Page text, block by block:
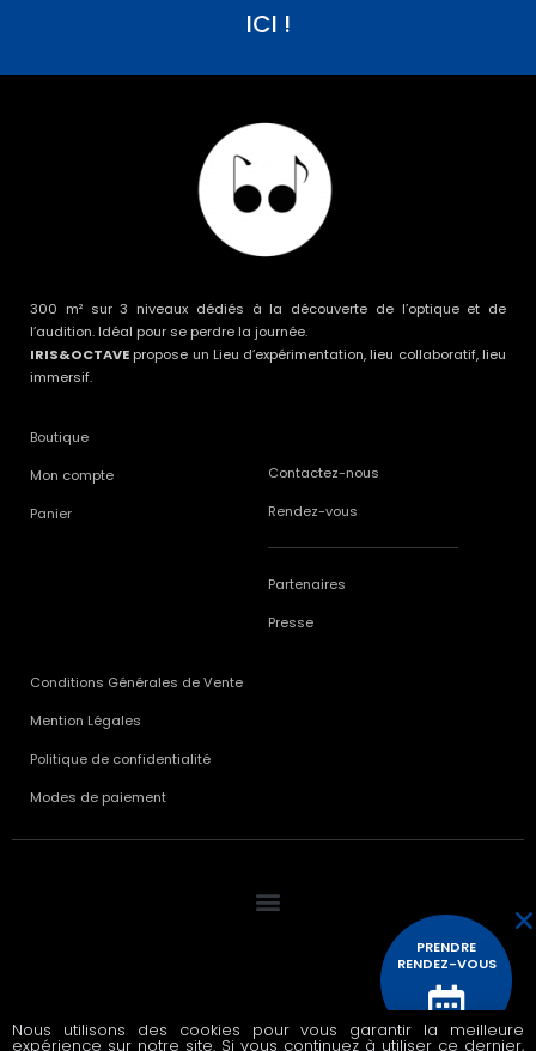
ICI !
300 m² sur 3 niveaux dédiés à la découverte de l’optique et de
l’audition. Idéal pour se perdre la journée.
IRIS&OCTAVE propose un Lieu d’expérimentation, lieu collaboratif, lieu
immersif.
Boutique
Mon compte
Panier
Contactez-nous
Rendez-vous
Partenaires
Presse
Conditions Générales de Vente
Mention Légales
Politique de confidentialité
Modes de paiement
© 2020 All rights reserved
PRENDRE
RENDEZ-VOUS
Nous utilisons des cookies pour vous garantir la meilleure
expérience sur notre site. Si vous continuez à utiliser ce dernier,